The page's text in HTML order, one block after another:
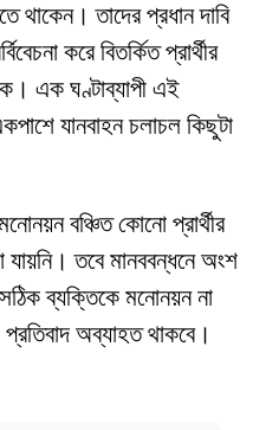
থাকেন। তাদের প্রধান দাবি
করে বিতর্কিত প্রার্থীর
এক ঘণ্টাব্যাপী এই
যানবাহন চলাচল কিছুটা
বঞ্চিত কোনো প্রার্থীর
যায়নি। তবে মানববন্ধনে অংশ
ব্যক্তিকে মনোনয়ন না
অব্যাহত থাকবে।